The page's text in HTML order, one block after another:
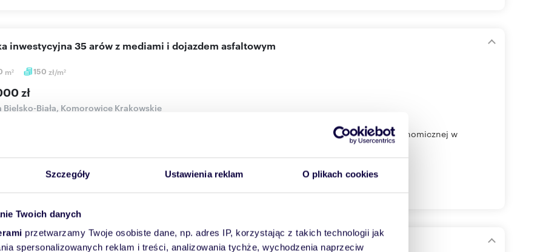
Szczegóły Ustawienia reklam O plikach cookies
Twoich danych
przetwarzamy Twoje osobiste dane, np. adres IP, korzystając z takich technologii jak
spersonalizowanych reklam i treści, analizowania tychże, wychodzenia naprzeciw
m2 150 zł/m2
inwestycyjna 35 arów z mediami i dojazdem asfaltowym
zł
Bielsko-Biała, Komorowice Krakowskie
atrakcyjna działka inwestycyjna o powierzchni 35 arów, zlokalizowana w pobliżu strefy ekonomicznej w
działkę 823 m² w Wapienicy z mediami i blisko rekreacji